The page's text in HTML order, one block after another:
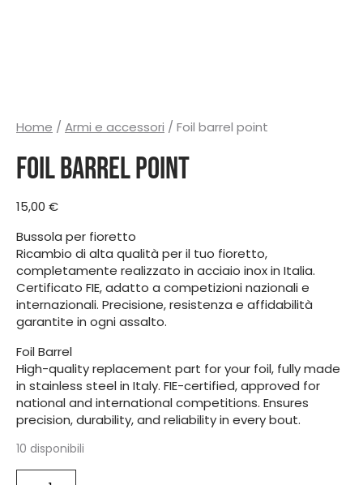
Home / Armi e accessori / Foil barrel point
Foil barrel point
15,00 €
Bussola per fioretto
Ricambio di alta qualità per il tuo fioretto,
completamente realizzato in acciaio inox in Italia.
Certificato FIE, adatto a competizioni nazionali e
internazionali. Precisione, resistenza e affidabilità
garantite in ogni assalto.
Foil Barrel
High-quality replacement part for your foil, fully made
in stainless steel in Italy. FIE-certified, approved for
national and international competitions. Ensures
precision, durability, and reliability in every bout.
10 disponibili